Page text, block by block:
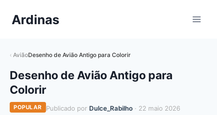
paraArdinas
AviãoDesenho de Avião Antigo para Colorir
Desenho de Avião Antigo para
Colorir
POPULAR Publicado por Dulce_Rabilho· 22 maio 2026